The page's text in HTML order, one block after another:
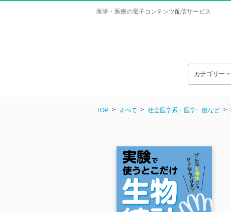
医学・医療の電子コンテンツ配信サービス
カテゴリー
TOP すべて 社会医学系・医学一般など